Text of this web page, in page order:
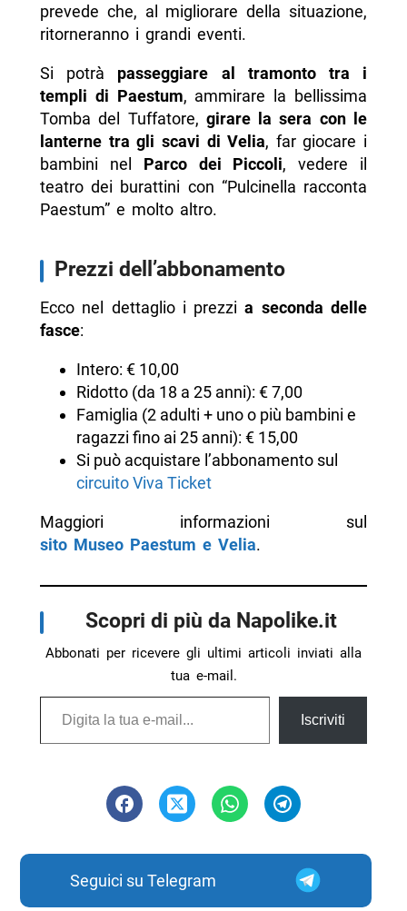
prevede che, al migliorare della situazione,
ritorneranno i grandi eventi.
Si potrà passeggiare al tramonto tra i
templi di Paestum, ammirare la bellissima
Tomba del Tuffatore, girare la sera con le
lanterne tra gli scavi di Velia, far giocare i
bambini nel Parco dei Piccoli, vedere il
teatro dei burattini con “Pulcinella racconta
Paestum” e molto altro.
Prezzi dell’abbonamento
Ecco nel dettaglio i prezzia seconda delle
fasce:
Intero: € 10,00
Ridotto (da 18 a 25 anni): € 7,00
Famiglia (2 adulti + uno o più bambini e
ragazzi fino ai 25 anni): € 15,00
Si può acquistare l’abbonamento sul
circuito Viva Ticket
Maggiori informazioni sul
sito Museo Paestum e Velia.
Scopri di più da Napolike.it
Abbonati per ricevere gli ultimi articoli inviati alla
tua e-mail.
Digita la tua e-mail...
Iscriviti
Seguici su Telegram